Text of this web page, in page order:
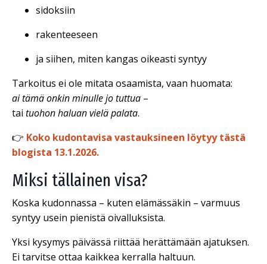
sidoksiin
rakenteeseen
ja siihen, miten kangas oikeasti syntyy
Tarkoitus ei ole mitata osaamista, vaan huomata:
ai tämä onkin minulle jo tuttua –
tai tuohon haluan vielä palata.
👉 Koko kudontavisa vastauksineen löytyy tästä
blogista 13.1.2026.
Miksi tällainen visa?
Koska kudonnassa – kuten elämässäkin – varmuus
syntyy usein pienistä oivalluksista.
Yksi kysymys päivässä riittää herättämään ajatuksen.
Ei tarvitse ottaa kaikkea kerralla haltuun.